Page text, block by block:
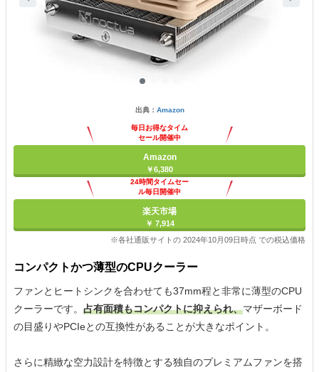
出典： Amazon
毎日お得なタイム
セール開催中
Amazon
￥6,380
24時間タイムセー
ル毎日開催中
楽天市場
￥ 7,914
※各社通販サイトの 2024年10月09日時点 での税込価格
コンパクトかつ薄型のCPUクーラー
ファンとヒートシンクを合わせても37mm程と非常に薄型のCPU
クーラーです。 占有面積もコンパクトに抑えられ、マザーボード
の目盛りやPCIeとの互換性があることが大きなポイント。
さらに精緻な空力設計を特徴とする独自のプレミアムファンを搭